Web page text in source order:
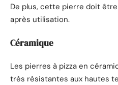
De plus, cette pierre doit
après utilisation.
Céramique
Les pierres à pizza en
très résistantes aux hautes